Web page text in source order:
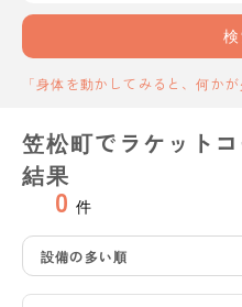
「身体を動かしてみると、何か
笠松町でラケット
結果
0 件
設備の多い順